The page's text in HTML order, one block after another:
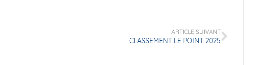
ARTICLE SUIVANT
CLASSEMENT LE POINT 2025